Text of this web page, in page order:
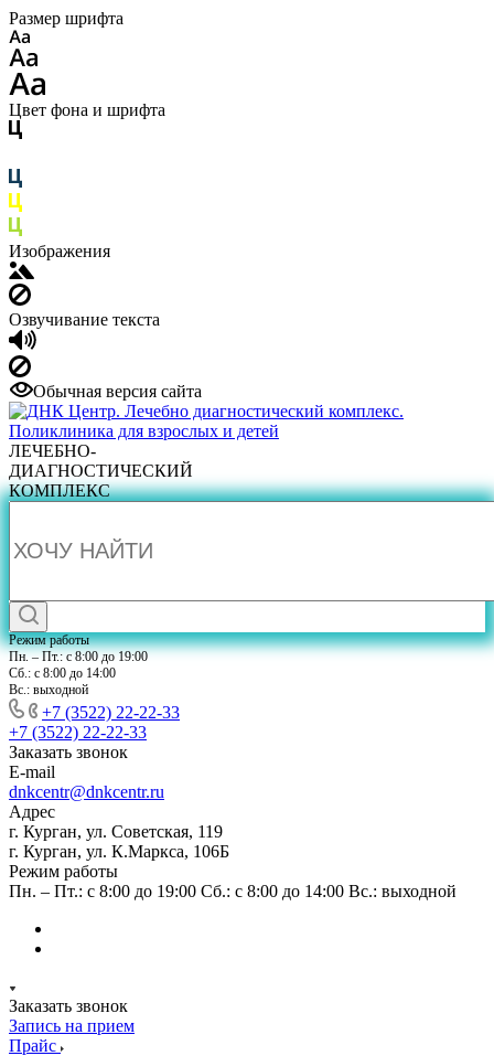
Размер шрифта
Цвет фона и шрифта
Изображения
Озвучивание текста
Обычная версия сайта
ЛЕЧЕБНО-
ДИАГНОСТИЧЕСКИЙ
КОМПЛЕКС
Режим работы
Пн. – Пт.: с 8:00 до 19:00
Сб.: с 8:00 до 14:00
Вс.: выходной
+7 (3522) 22-22-33
+7 (3522) 22-22-33
Заказать звонок
E-mail
dnkcentr@dnkcentr.ru
Адрес
г. Курган, ул. Советская, 119
г. Курган, ул. К.Маркса, 106Б
Режим работы
Пн. – Пт.: с 8:00 до 19:00 Сб.: с 8:00 до 14:00 Вс.: выходной
Заказать звонок
Запись на прием
Прайс